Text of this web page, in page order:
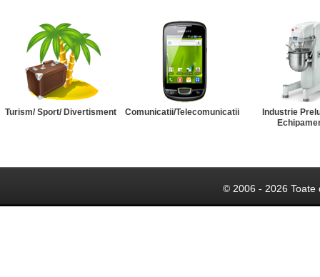
Turism/ Sport/ Divertisment Comunicatii/Telecomunicatii
Industrie
© 2006 - 2026